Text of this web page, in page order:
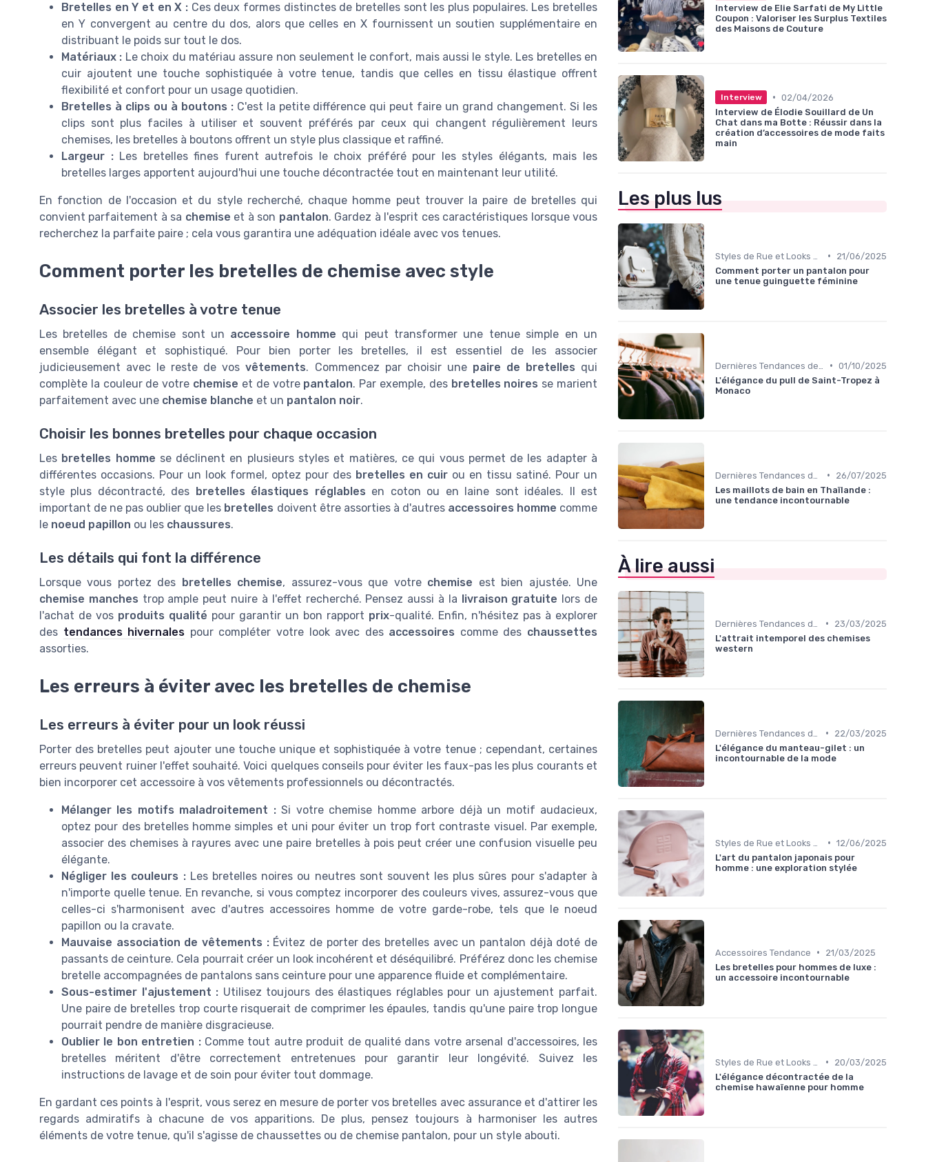
Bretelles en Y et en X : Ces deux formes distinctes de bretelles sont les plus populaires. Les bretelles
en Y convergent au centre du dos, alors que celles en X fournissent un soutien supplémentaire en
distribuant le poids sur tout le dos.
Matériaux : Le choix du matériau assure non seulement le confort, mais aussi le style. Les bretelles en
cuir ajoutent une touche sophistiquée à votre tenue, tandis que celles en tissu élastique offrent
flexibilité et confort pour un usage quotidien.
Bretelles à clips ou à boutons :C'est la petite différence qui peut faire un grand changement. Si les
clips sont plus faciles à utiliser et souvent préférés par ceux qui changent régulièrement leurs
chemises, les bretelles à boutons offrent un style plus classique et raffiné.
Largeur :Les bretelles fines furent autrefois le choix préféré pour les styles élégants, mais les
bretelles larges apportent aujourd'hui une touche décontractée tout en maintenant leur utilité.
En fonction de l'occasion et du style recherché, chaque homme peut trouver la paire de bretelles qui
convient parfaitement à sa chemise et à son pantalon. Gardez à l'esprit ces caractéristiques lorsque vous
recherchez la parfaite paire ; cela vous garantira une adéquation idéale avec vos tenues.
Comment porter les bretelles de chemise avec style
Associer les bretelles à votre tenue
Les bretelles de chemise sont un accessoire homme qui peut transformer une tenue simple en un
ensemble élégant et sophistiqué. Pour bien porter les bretelles, il est essentiel de les associer
judicieusement avec le reste de vosvêtements. Commencez par choisir une paire de bretelles qui
complète la couleur de votre chemise et de votre pantalon. Par exemple, des bretelles noires se marient
parfaitement avec une chemise blanche et un pantalon noir.
Choisir les bonnes bretelles pour chaque occasion
Les bretelles homme se déclinent en plusieurs styles et matières, ce qui vous permet de les adapter à
différentes occasions. Pour un look formel, optez pour des bretelles en cuir ou en tissu satiné. Pour un
style plus décontracté, des bretelles élastiques réglables en coton ou en laine sont idéales. Il est
important de ne pas oublier que les bretelles doivent être assorties à d'autres accessoires homme comme
le noeud papillon ou les chaussures.
Les détails qui font la différence
Lorsque vous portez des bretelles chemise, assurez-vous que votre chemise est bien ajustée. Une
chemise manches trop ample peut nuire à l'effet recherché. Pensez aussi à la livraison gratuite lors de
l'achat de vos produits qualité pour garantir un bon rapport prix-qualité. Enfin, n'hésitez pas à explorer
des tendances hivernales pour compléter votre look avec des accessoires comme des chaussettes
assorties.
Les erreurs à éviter avec les bretelles de chemise
Les erreurs à éviter pour un look réussi
Porter des bretelles peut ajouter une touche unique et sophistiquée à votre tenue ; cependant, certaines
erreurs peuvent ruiner l'effet souhaité. Voici quelques conseils pour éviter les faux-pas les plus courants et
bien incorporer cet accessoire à vos vêtements professionnels ou décontractés.
Mélanger les motifs maladroitement :Si votre chemise homme arbore déjà un motif audacieux,
optez pour des bretelles homme simples et uni pour éviter un trop fort contraste visuel. Par exemple,
associer des chemises à rayures avec une paire bretelles à pois peut créer une confusion visuelle peu
élégante.
Négliger les couleurs :Les bretelles noires ou neutres sont souvent les plus sûres pour s'adapter à
n'importe quelle tenue. En revanche, si vous comptez incorporer des couleurs vives, assurez-vous que
celles-ci s'harmonisent avec d'autres accessoires homme de votre garde-robe, tels que le noeud
papillon ou la cravate.
Mauvaise association de vêtements :Évitez de porter des bretelles avec un pantalon déjà doté de
passants de ceinture. Cela pourrait créer un look incohérent et déséquilibré. Préférez donc les chemise
bretelle accompagnées de pantalons sans ceinture pour une apparence fluide et complémentaire.
Sous-estimer l'ajustement : Utilisez toujours des élastiques réglables pour un ajustement parfait.
Une paire de bretelles trop courte risquerait de comprimer les épaules, tandis qu'une paire trop longue
pourrait pendre de manière disgracieuse.
Oublier le bon entretien :Comme tout autre produit de qualité dans votre arsenal d'accessoires, les
bretelles méritent d'être correctement entretenues pour garantir leur longévité. Suivez les
instructions de lavage et de soin pour éviter tout dommage.
En gardant ces points à l'esprit, vous serez en mesure de porter vos bretelles avec assurance et d'attirer les
regards admiratifs à chacune de vos apparitions. De plus, pensez toujours à harmoniser les autres
éléments de votre tenue, qu'il s'agisse de chaussettes ou de chemise pantalon, pour un style abouti.
Interview de Elie Sarfati de My Little
Coupon : Valoriser les Surplus Textiles
des Maisons de Couture
Interview • 02/04/2026
Interview de Élodie Souillard de Un
Chat dans ma Botte : Réussir dans la
création d’accessoires de mode faits
main
Les plus lus
•
21/06/2025
Comment porter un pantalon pour
une tenue guinguette féminine
• 01/10/2025
L'élégance du pull de Saint-Tropez à
Monaco
•
26/07/2025
Les maillots de bain en Thaïlande :
une tendance incontournable
À lire aussi
•
23/03/2025
L'attrait intemporel des chemises
western
•
22/03/2025
L'élégance du manteau-gilet : un
incontournable de la mode
• 12/06/2025
L'art du pantalon japonais pour
homme : une exploration stylée
Accessoires Tendance •
21/03/2025
Les bretelles pour hommes de luxe :
un accessoire incontournable
•
20/03/2025
L'élégance décontractée de la
chemise hawaïenne pour homme